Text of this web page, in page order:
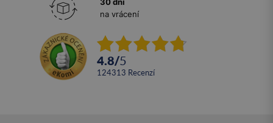
30 dní
na vrácení
4.8/5
124313 recenzí